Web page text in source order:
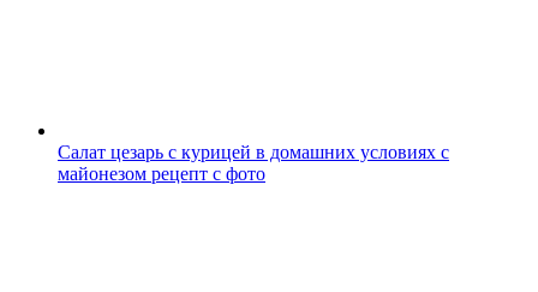
Салат цезарь с курицей в домашних условиях с
майонезом рецепт с фото